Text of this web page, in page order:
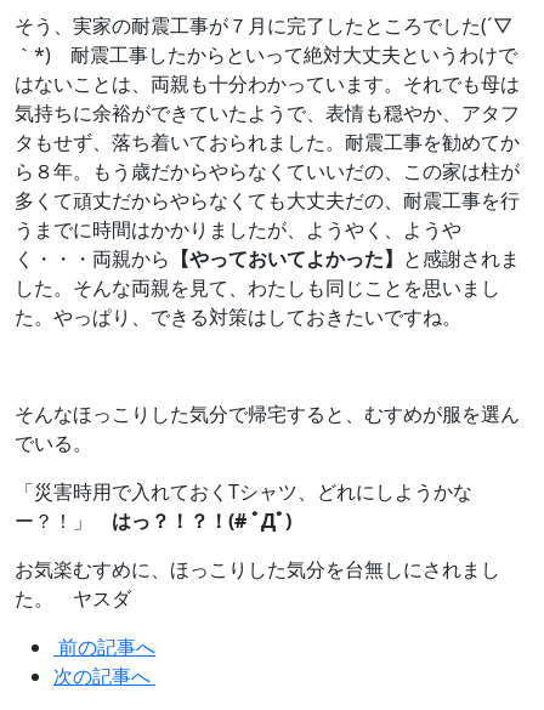
そう、実家の耐震工事が７月に完了したところでした(´▽
｀*) 耐震工事したからといって絶対大丈夫というわけで
はないことは、両親も十分わかっています。それでも母は
気持ちに余裕ができていたようで、表情も穏やか、アタフ
タもせず、落ち着いておられました。耐震工事を勧めてか
ら８年。もう歳だからやらなくていいだの、この家は柱が
多くて頑丈だからやらなくても大丈夫だの、耐震工事を行
うまでに時間はかかりましたが、ようやく、ようや
く・・・両親から 【やっておいてよかった】 と感謝されま
した。そんな両親を見て、わたしも同じことを思いまし
た。やっぱり、できる対策はしておきたいですね。
そんなほっこりした気分で帰宅すると、むすめが服を選ん
でいる。
「災害時用で入れておくTシャツ、どれにしようかな
ー？！」 はっ？！？！(# ﾟДﾟ)
お気楽むすめに、ほっこりした気分を台無しにされまし
た。 ヤスダ
前の記事へ
次の記事へ